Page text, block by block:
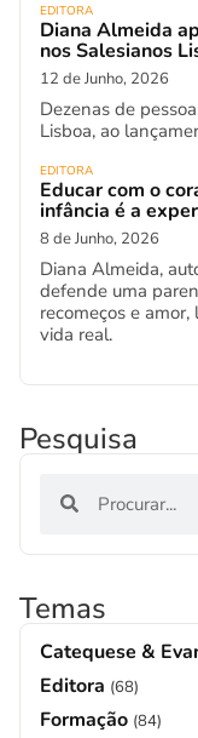
EDITORA
Diana Almeida
nos Salesianos
12 de Junho, 2026
Dezenas de
Lisboa, ao
EDITORA
Educar com o
infância é a
8 de Junho, 2026
Diana Almeida,
defende uma
recomeços e
vida real.
Pesquisa
Temas
Catequese &
Editora (68)
Formação (84)